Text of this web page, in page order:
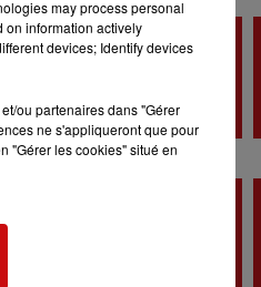
et
février
Bélier
may process personal
on information actively
devices; Identify devices
ou partenaires dans "Gérer
ne s'appliqueront que pour
"Gérer les cookies" situé en